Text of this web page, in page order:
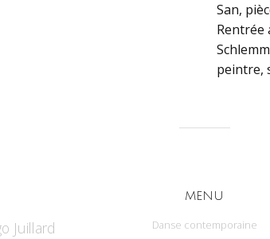
San,
Rentrée
peintre,
Juillard
MENU
Danse contemporaine